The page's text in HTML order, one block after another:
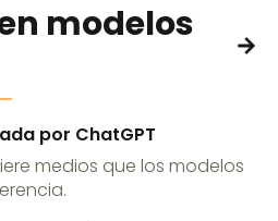
modelos
por ChatGPT
medios que los modelos